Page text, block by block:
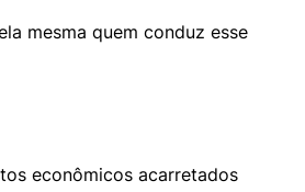
mesma quem conduz esse
econômicos acarretados